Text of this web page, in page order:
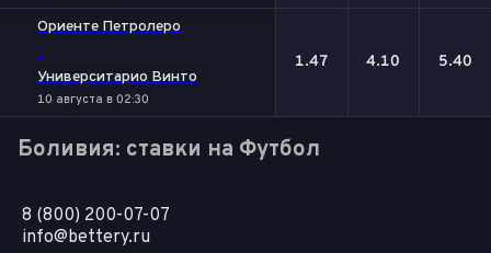
Ориенте Петролеро
-
Университарио Винто
10 августа в 02:30
1.47 4.10 5.40
Боливия: ставки на Футбол
8 (800) 200-07-07
info@bettery.ru